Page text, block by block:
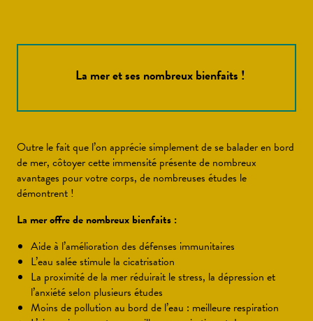
La mer et ses nombreux bienfaits !
Outre le fait que l’on apprécie simplement de se balader en bord
de mer, côtoyer cette immensité présente de nombreux
avantages pour votre corps, de nombreuses études le
démontrent !
La mer offre de nombreux bienfaits :
Aide à l’amélioration des défenses immunitaires
L’eau salée stimule la cicatrisation
La proximité de la mer réduirait le stress, la dépression et
l’anxiété selon plusieurs études
Moins de pollution au bord de l’eau : meilleure respiration